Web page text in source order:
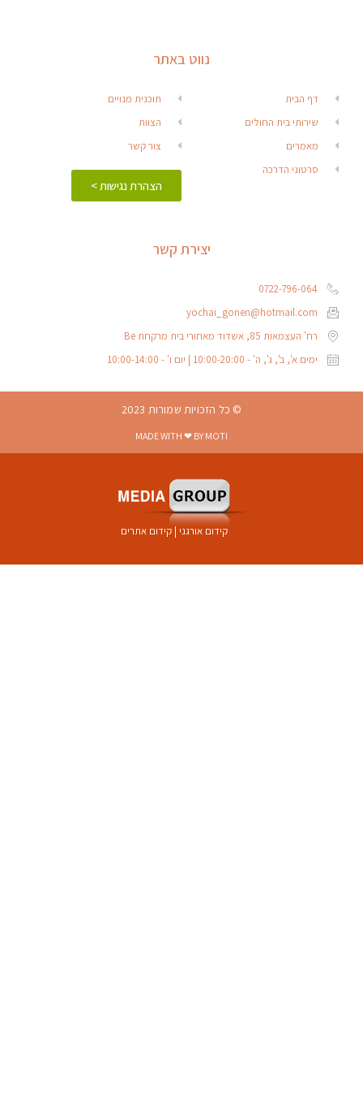
נווט באתר
דף הבית
שירותי בית החולים
מאמרים
סרטוני הדרכה
תוכנית מנויים
הצוות
צור קשר
הצהרת נגישות >
יצירת קשר
0722-796-064
yochai_gonen@hotmail.com
רח' העצמאות 85, אשדוד מאחורי בית מרקחת Be
ימים א', ב', ג', ה' - 10:00-20:00 | יום ו' - 10:00-14:00
© כל הזכויות שמורות 2023
MADE WITH ❤ BY MOTI
קידום אורגני | קידום אתרים